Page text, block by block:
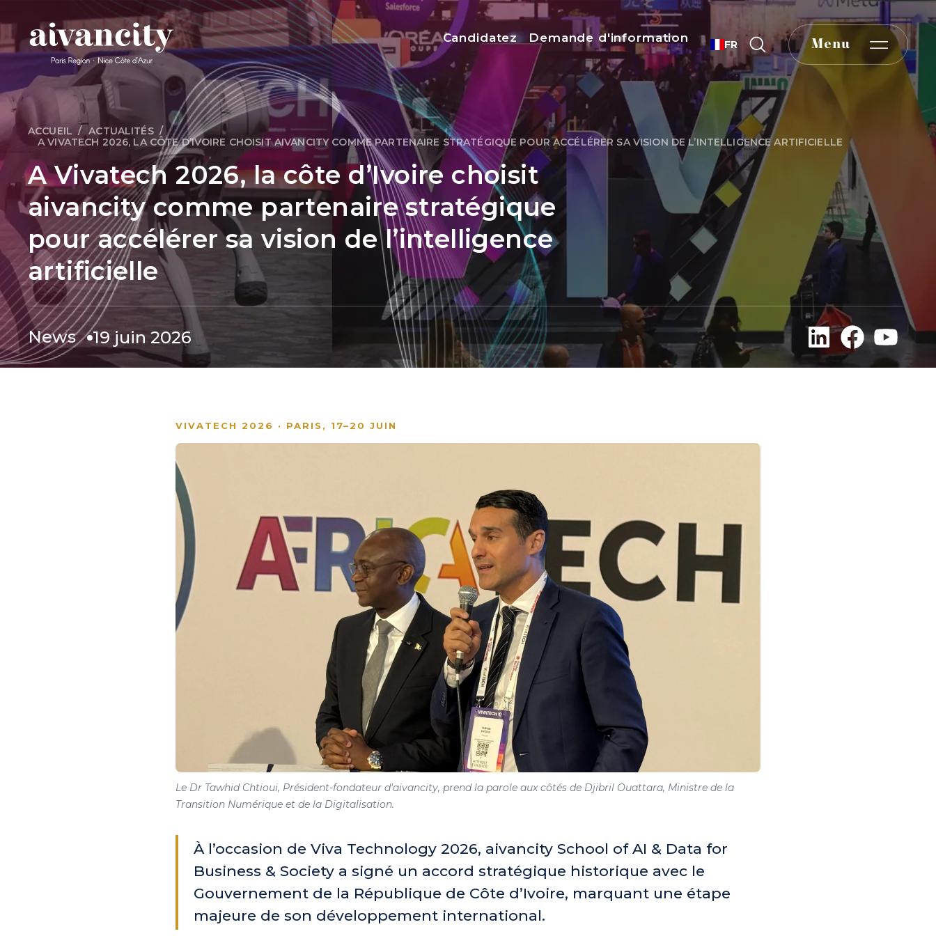
Menu top
Candidatez Demande d'information FR Menu
Fil d'Ariane
ACCUEIL
ACTUALITÉS
A VIVATECH 2026, LA CÔTE D’IVOIRE CHOISIT AIVANCITY COMME PARTENAIRE STRATÉGIQUE POUR ACCÉLÉRER SA VISION DE L’INTELLIGENCE ARTIFICIELLE
A Vivatech 2026, la côte d’Ivoire choisit
aivancity comme partenaire stratégique
pour accélérer sa vision de l’intelligence
artificielle
News 19 juin 2026
VIVATECH 2026 · PARIS, 17–20 JUIN
Le Dr Tawhid Chtioui, Président-fondateur d'aivancity, prend la parole aux côtés de Djibril Ouattara, Ministre de la
Transition Numérique et de la Digitalisation.
À l’occasion de Viva Technology 2026, aivancity School of AI & Data for
Business & Society a signé un accord stratégique historique avec le
Gouvernement de la République de Côte d’Ivoire, marquant une étape
majeure de son développement international.